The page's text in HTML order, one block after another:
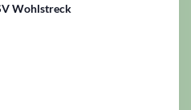
Wohlstreck